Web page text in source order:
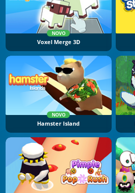
NOVO
Voxel Merge 3D
NOVO
Hamster Island